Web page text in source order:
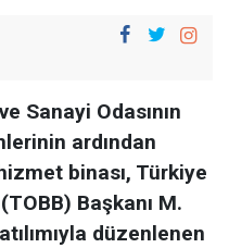
Sanayi Odasının
ardından
binası, Türkiye
Başkanı M.
düzenlenen